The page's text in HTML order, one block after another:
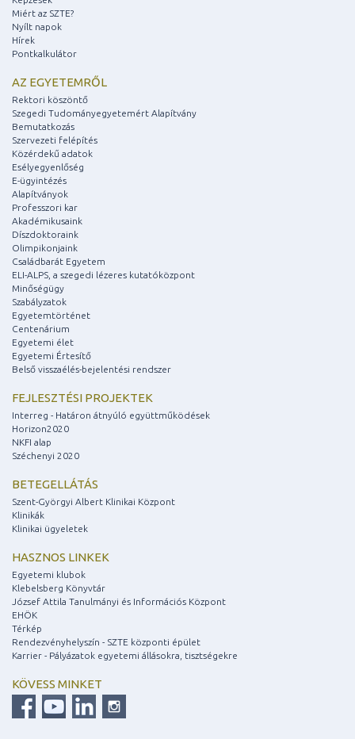
Miért az SZTE?
Nyílt napok
Hírek
Pontkalkulátor
AZ EGYETEMRŐL
Rektori köszöntő
Szegedi Tudományegyetemért Alapítvány
Bemutatkozás
Szervezeti felépítés
Közérdekű adatok
Esélyegyenlőség
E-ügyintézés
Alapítványok
Professzori kar
Akadémikusaink
Díszdoktoraink
Olimpikonjaink
Családbarát Egyetem
ELI-ALPS, a szegedi lézeres kutatóközpont
Minőségügy
Szabályzatok
Egyetemtörténet
Centenárium
Egyetemi élet
Egyetemi Értesítő
Belső visszaélés-bejelentési rendszer
FEJLESZTÉSI PROJEKTEK
Interreg - Határon átnyúló együttműködések
Horizon2020
NKFI alap
Széchenyi 2020
BETEGELLÁTÁS
Szent-Györgyi Albert Klinikai Központ
Klinikák
Klinikai ügyeletek
HASZNOS LINKEK
Egyetemi klubok
Klebelsberg Könyvtár
József Attila Tanulmányi és Információs Központ
EHÖK
Térkép
Rendezvényhelyszín - SZTE központi épület
Karrier - Pályázatok egyetemi állásokra, tisztségekre
KÖVESS MINKET